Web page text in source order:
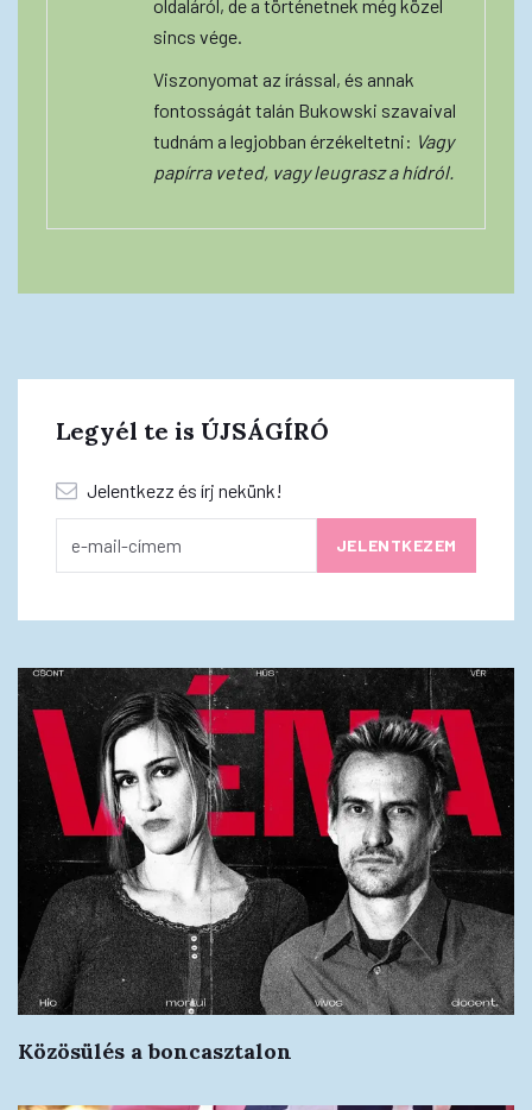
oldaláról, de a történetnek még közel
sincs vége.
Viszonyomat az írással, és annak
fontosságát talán Bukowski szavaival
tudnám a legjobban érzékeltetni: Vagy
papírra veted, vagy leugrasz a hídról.
Legyél te is ÚJSÁGÍRÓ
Jelentkezz és írj nekünk!
Közösülés a boncasztalon